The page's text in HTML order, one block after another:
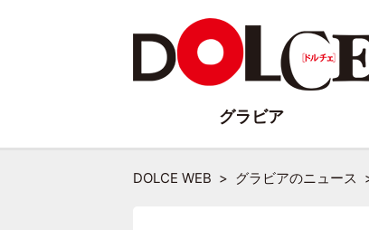
DOLCE WEB グラビアのニュース
グラビア